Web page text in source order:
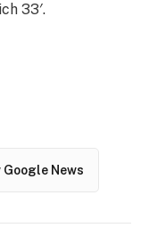
33′.
News